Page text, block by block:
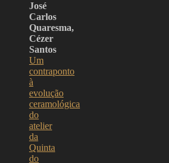
José
Carlos
Quaresma,
Cézer
Santos
Um
contraponto
à
evolução
ceramológica
do
atelier
da
Quinta
do